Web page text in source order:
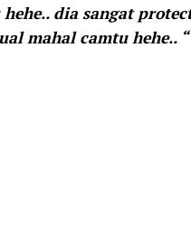
dia sangat
mahal camtu hehe.. “